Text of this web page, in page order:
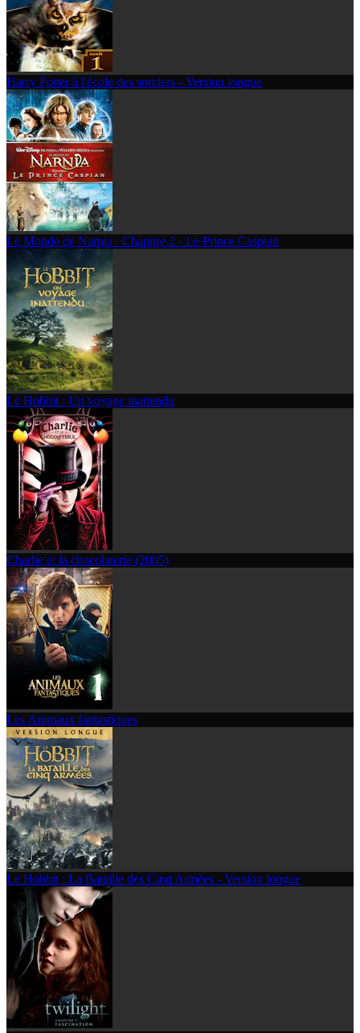
Harry Potter à l'école des sorciers - Version longue
Le Monde de Narnia : Chapitre 2 - Le Prince Caspian
Le Hobbit : Un voyage inattendu
Charlie et la chocolaterie (2005)
Les Animaux fantastiques
Le Hobbit : La Bataille des Cinq Armées - Version longue